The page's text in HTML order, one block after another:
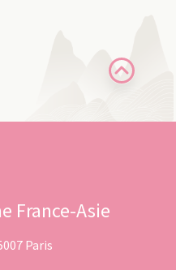
France-Asie
Paris